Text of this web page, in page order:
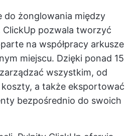
do żonglowania między
ClickUp pozwala tworzyć
na współpracy arkusze
miejscu. Dzięki ponad 15
wszystkim, od
a także eksportować
bezpośrednio do swoich